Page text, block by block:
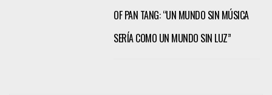
OF PAN TANG: “UN MUNDO SIN MÚSICA
SERÍA COMO UN MUNDO SIN LUZ”